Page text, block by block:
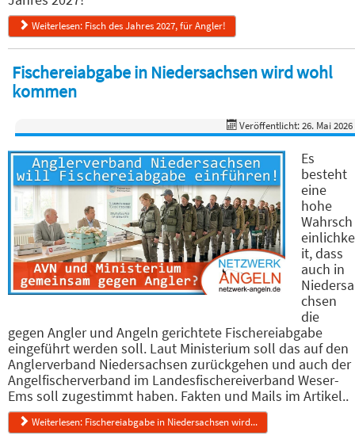
Weiterlesen: Fisch des Jahres 2027, für Angler!
Fischereiabgabe in Niedersachsen wird wohl
kommen
Veröffentlicht: 26. Mai 2026
Es
besteht
eine
hohe
Wahrsch
einlichke
it, dass
auch in
Niedersa
chsen
die
gegen Angler und Angeln gerichtete Fischereiabgabe
eingeführt werden soll. Laut Ministerium soll das auf den
Anglerverband Niedersachsen zurückgehen und auch der
Angelfischerverband im Landesfischereiverband Weser-
Ems soll zugestimmt haben. Fakten und Mails im Artikel..
Weiterlesen: Fischereiabgabe in Niedersachsen wird...